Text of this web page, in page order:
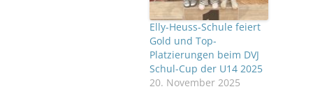
Elly-Heuss-Schule feiert
Gold und Top-
Platzierungen beim DVJ
Schul-Cup der U14 2025
20. November 2025